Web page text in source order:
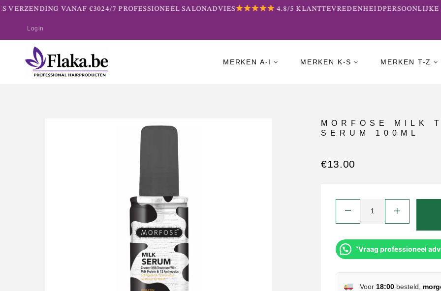
VERZENDING VANAF €3024/7 PROFESSIONEEL SALONADVIES 4.8/5 KLANTTEVREDENHEIDPERSOONLIJKE
Login
MERKEN A-I MERKEN K-S MERKEN T-Z
MORFOSE MILK
SERUM 100ML
€13.00
“Vraag professioneel
Voor 18:00besteld,